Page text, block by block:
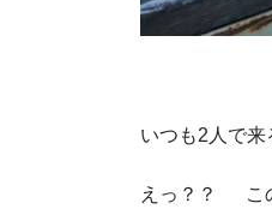
いつも2人で来
えっ？？ こ